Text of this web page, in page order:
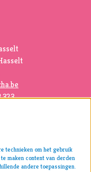
technieken om het gebruik
maken content van derden
andere toepassingen.